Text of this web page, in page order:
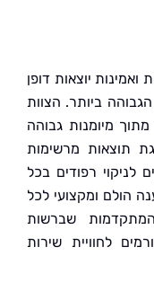
יוצאות דופן
הצוות
גבוהה
מרשימות
רפודים בכל
לכל
שברשות
שירות